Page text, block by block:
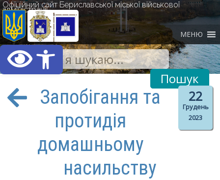
Відкрити Панель
Офіційний сайт Бериславської міської військової
адміністрації
МЕНЮ
22
Грудень
2023
Запобігання та
протидія
домашньому
насильству